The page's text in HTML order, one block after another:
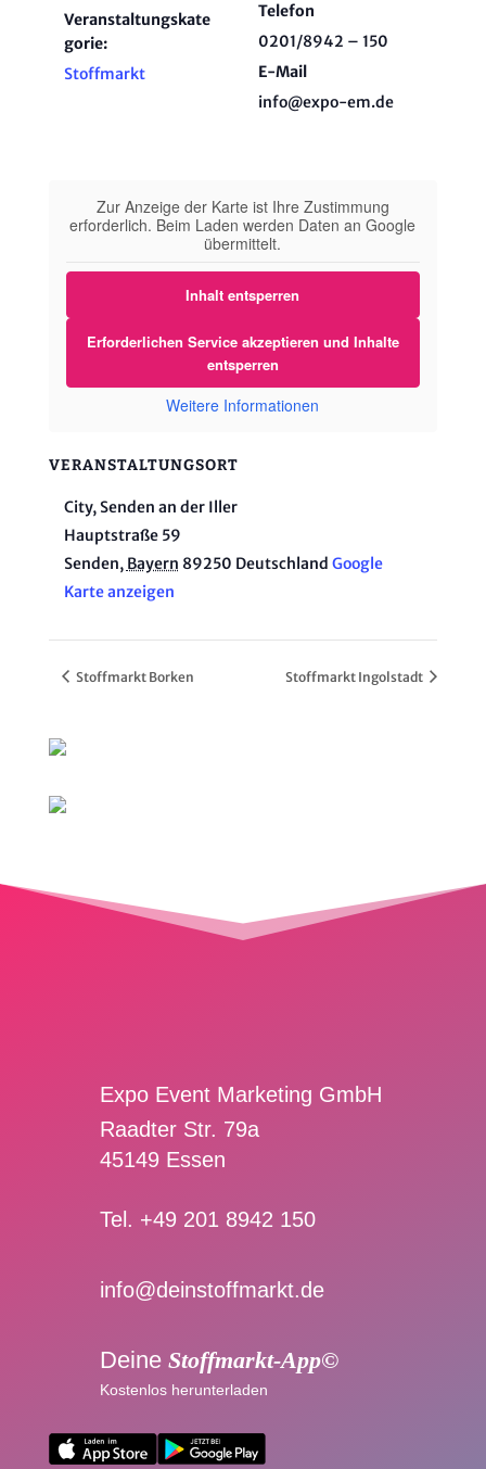
Veranstaltungskate
gorie:
Stoffmarkt
Telefon
0201/8942 – 150
E-Mail
info@expo-em.de
VERANSTALTUNGSORT
City, Senden an der Iller
Hauptstraße 59
Senden, Bayern 89250 Deutschland Google
Karte anzeigen
Zur Anzeige der Karte ist Ihre Zustimmung
erforderlich. Beim Laden werden Daten an Google
übermittelt.
Inhalt entsperren
Erforderlichen Service akzeptieren und Inhalte
entsperren
Weitere Informationen
Stoffmarkt Borken Stoffmarkt Ingolstadt
Expo Event Marketing GmbH
Raadter Str. 79a
45149 Essen
Tel. +49 201 8942 150
info@deinstoffmarkt.de
Deine Stoffmarkt-App©
Kostenlos herunterladen